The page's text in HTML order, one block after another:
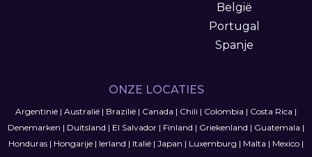
België
Portugal
Spanje
ONZE LOCATIES
Argentinië | Australië | Brazilië | Canada | Chili | Colombia | Costa Rica |
Denemarken | Duitsland | El Salvador | Finland | Griekenland | Guatemala |
Honduras | Hongarije | Ierland | Italië | Japan | Luxemburg | Malta | Mexico |